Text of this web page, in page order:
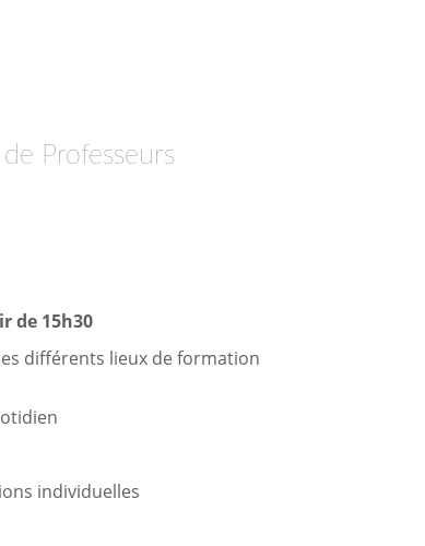
Professeurs
de 15h30
différents lieux de formation
individuelles